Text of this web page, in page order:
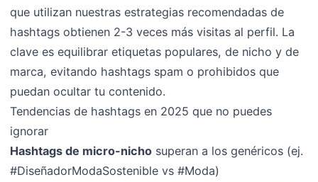
que utilizan nuestras estrategias recomendadas de
hashtags obtienen 2-3 veces más visitas al perfil. La
clave es equilibrar etiquetas populares, de nicho y de
marca, evitando hashtags spam o prohibidos que
puedan ocultar tu contenido.
Tendencias de hashtags en 2025 que no puedes
ignorar
Hashtags de micro-nicho superan a los genéricos (ej.
#DiseñadorModaSostenible vs #Moda)